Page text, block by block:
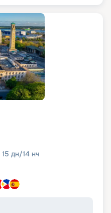
15 дн/14 нч